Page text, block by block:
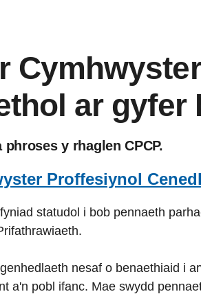
ar gyfer
y rhaglen CPCP.
Proffesiynol
statudol i bob pennaeth
nesaf o benaethiaid i
a'n pobl ifanc. Mae swydd